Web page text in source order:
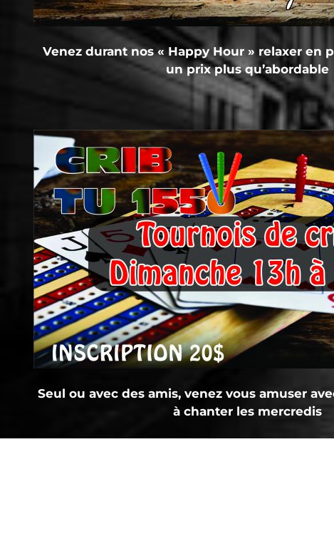
Venez durant nos « Happy Hour » relaxer en
un prix plus qu’abordable
Seul ou avec des amis, venez vous amuser
à chanter les mercredis